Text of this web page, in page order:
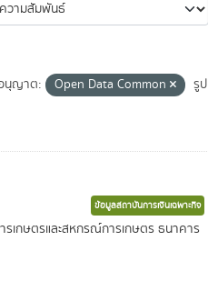
ญาต: Open Data Common
รูป
ข้อมูลสถาบันการเงินเฉพาะกิจ
รเกษตรและสหกรณ์การเกษตร ธนาคาร